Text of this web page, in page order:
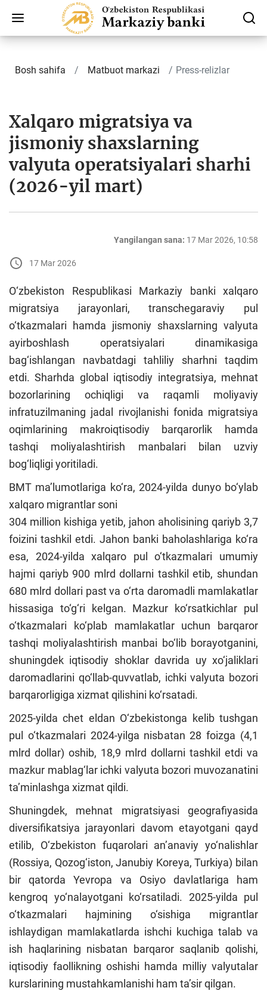
Bosh sahifa Matbuot markazi Press-relizlar
Хalqaro migratsiya va
jismoniy shaxslarning
valyuta operatsiyalari sharhi
(2026-yil mart)
Yangilangan sana: 17 Mar 2026, 10:58
17 Mar 2026
O‘zbekiston Respublikasi Markaziy banki xalqaro
migratsiya jarayonlari, transchegaraviy pul
o‘tkazmalari hamda jismoniy shaxslarning valyuta
ayirboshlash operatsiyalari dinamikasiga
bag‘ishlangan navbatdagi tahliliy sharhni taqdim
etdi. Sharhda global iqtisodiy integratsiya, mehnat
bozorlarining ochiqligi va raqamli moliyaviy
infratuzilmaning jadal rivojlanishi fonida migratsiya
oqimlarining makroiqtisodiy barqarorlik hamda
tashqi moliyalashtirish manbalari bilan uzviy
bog‘liqligi yoritiladi.
BMT ma’lumotlariga ko‘ra, 2024-yilda dunyo bo‘ylab
xalqaro migrantlar soni
304 million kishiga yetib, jahon aholisining qariyb 3,7
foizini tashkil etdi. Jahon banki baholashlariga ko‘ra
esa, 2024-yilda xalqaro pul o‘tkazmalari umumiy
hajmi qariyb 900 mlrd dollarni tashkil etib, shundan
680 mlrd dollari past va o‘rta daromadli mamlakatlar
hissasiga to‘g‘ri kelgan. Mazkur ko‘rsatkichlar pul
o‘tkazmalari ko‘plab mamlakatlar uchun barqaror
tashqi moliyalashtirish manbai bo‘lib borayotganini,
shuningdek iqtisodiy shoklar davrida uy xo‘jaliklari
daromadlarini qo‘llab-quvvatlab, ichki valyuta bozori
barqarorligiga xizmat qilishini ko‘rsatadi.
2025-yilda chet eldan O‘zbekistonga kelib tushgan
pul o‘tkazmalari 2024-yilga nisbatan 28 foizga (4,1
mlrd dollar) oshib, 18,9 mlrd dollarni tashkil etdi va
mazkur mablag‘lar ichki valyuta bozori muvozanatini
ta’minlashga xizmat qildi.
Shuningdek, mehnat migratsiyasi geografiyasida
diversifikatsiya jarayonlari davom etayotgani qayd
etilib, O‘zbekiston fuqarolari an’anaviy yo‘nalishlar
(Rossiya, Qozog‘iston, Janubiy Koreya, Turkiya) bilan
bir qatorda Yevropa va Osiyo davlatlariga ham
kengroq yo‘nalayotgani ko‘rsatiladi. 2025-yilda pul
o‘tkazmalari hajmining o‘sishiga migrantlar
ishlaydigan mamlakatlarda ishchi kuchiga talab va
ish haqlarining nisbatan barqaror saqlanib qolishi,
iqtisodiy faollikning oshishi hamda milliy valyutalar
kurslarining mustahkamlanishi ham ta’sir qilgan.